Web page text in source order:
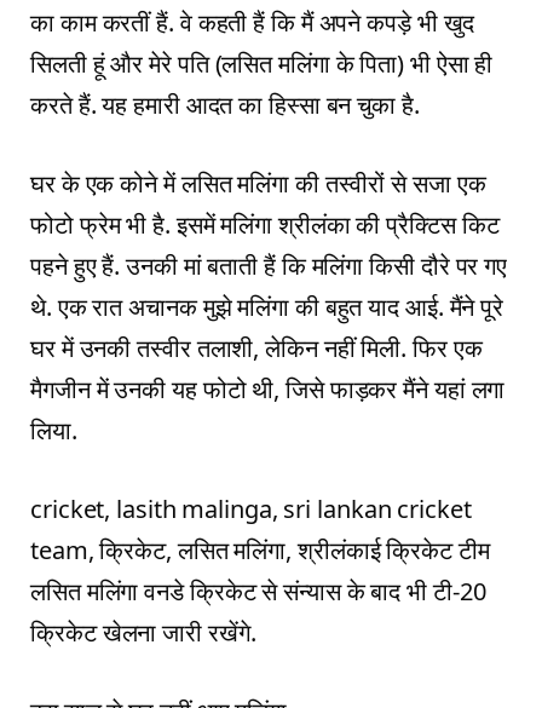
का काम करतीं हैं. वे कहती हैं कि मैं अपने कपड़े भी खुद
सिलती हूं और मेरे पति (लसित मलिंगा के पिता) भी ऐसा ही
करते हैं. यह हमारी आदत का हिस्सा बन चुका है.
घर के एक कोने में लसित मलिंगा की तस्वीरों से सजा एक
फोटो फ्रेम भी है. इसमें मलिंगा श्रीलंका की प्रैक्टिस किट
पहने हुए हैं. उनकी मां बताती हैं कि मलिंगा किसी दौरे पर गए
थे. एक रात अचानक मुझे मलिंगा की बहुत याद आई. मैंने पूरे
घर में उनकी तस्वीर तलाशी, लेकिन नहीं मिली. फिर एक
मैगजीन में उनकी यह फोटो थी, जिसे फाड़कर मैंने यहां लगा
लिया.
cricket, lasith malinga, sri lankan cricket
team, क्रिकेट, लसित मलिंगा, श्रीलंकाई क्रिकेट टीम
लसित मलिंगा वनडे क्रिकेट से संन्यास के बाद भी टी-20
क्रिकेट खेलना जारी रखेंगे.